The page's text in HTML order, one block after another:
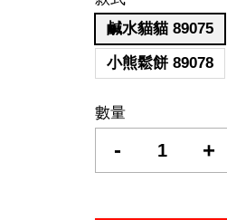
鹹水貓貓 89075
小熊鬆餅 89078
數量
- +